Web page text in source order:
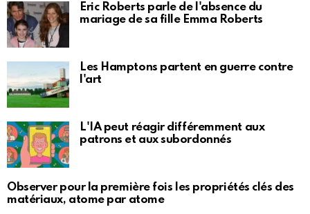
Eric Roberts parle de l'absence du
mariage de sa fille Emma Roberts
Les Hamptons partent en guerre contre
l'art
L'IA peut réagir différemment aux
patrons et aux subordonnés
Observer pour la première fois les propriétés clés des
matériaux, atome par atome